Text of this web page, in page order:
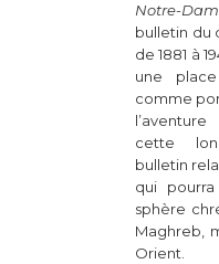
Notre-
bulletin du
de 1881 à
une
comme
cette
bulletin
qui
sphère
Maghreb,
Orient.